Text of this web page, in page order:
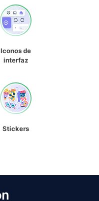
Iconos de
interfaz
Stickers